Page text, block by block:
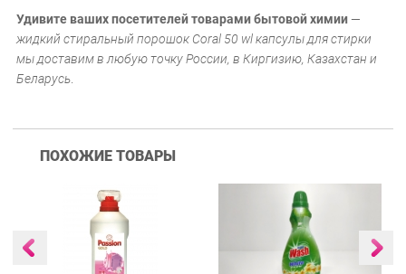
Удивите ваших посетителей товарами бытовой химии —
жидкий стиральный порошок Coral 50 wl капсулы для стирки
мы доставим в любую точку России, в Киргизию, Казахстан и
Беларусь.
ПОХОЖИЕ ТОВАРЫ